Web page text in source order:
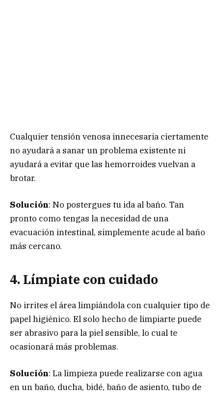
Cualquier tensión venosa innecesaria ciertamente
no ayudará a sanar un problema existente ni
ayudará a evitar que las hemorroides vuelvan a
brotar.
Solución: No postergues tu ida al baño. Tan
pronto como tengas la necesidad de una
evacuación intestinal, simplemente acude al baño
más cercano.
4. Límpiate con cuidado
No irrites el área limpiándola con cualquier tipo de
papel higiénico. El solo hecho de limpiarte puede
ser abrasivo para la piel sensible, lo cual te
ocasionará más problemas.
Solución: La limpieza puede realizarse con agua
en un baño, ducha, bidé, baño de asiento, tubo de